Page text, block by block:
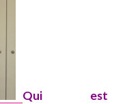
Qui est